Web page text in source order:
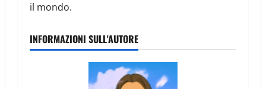
il mondo.
INFORMAZIONI SULL'AUTORE